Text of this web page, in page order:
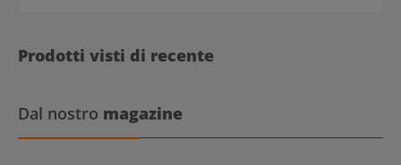
Prodotti visti di recente
Dal nostro magazine